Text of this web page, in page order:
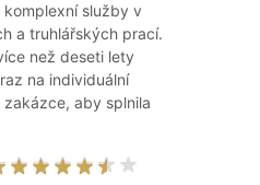
komplexní služby v
a truhlářských prací.
než deseti lety
na individuální
aby splnila